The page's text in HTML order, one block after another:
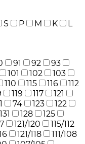
S P M K
L
91 92
93
101 102
103
110 115 116
112
119 117
121
74 123
122
131 128
125
121/120
115/112
121/118
111/108